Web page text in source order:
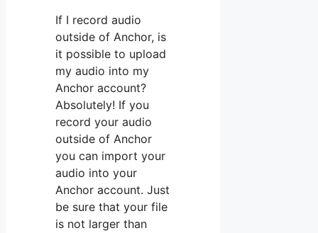
If I record audio
outside of Anchor, is
it possible to upload
my audio into my
Anchor account?
Absolutely! If you
record your audio
outside of Anchor
you can import your
audio into your
Anchor account. Just
be sure that your file
is not larger than